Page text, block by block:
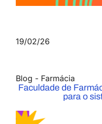
19/02/26
Blog - Farmácia
Faculdade de
para o